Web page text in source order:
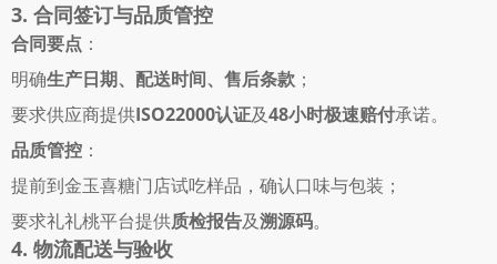
3. 合同签订与品质管控
合同要点 ：
明确生产日期、配送时间、售后条款 ；
要求供应商提供ISO22000认证及48小时极速赔付承诺。
品质管控 ：
提前到金玉喜糖门店试吃样品，确认口味与包装；
要求礼礼桃平台提供质检报告及溯源码。
4. 物流配送与验收